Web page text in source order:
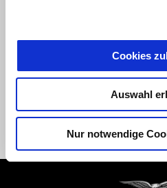
Cookies
Auswahl
Nur notwendige
CHROMED
CHF